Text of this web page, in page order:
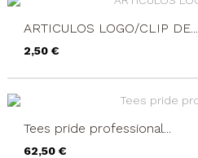
ARTICULOS LOGO/CLIP DE...
Precio
2,50 €
Tees pride professional...
Precio
62,50 €